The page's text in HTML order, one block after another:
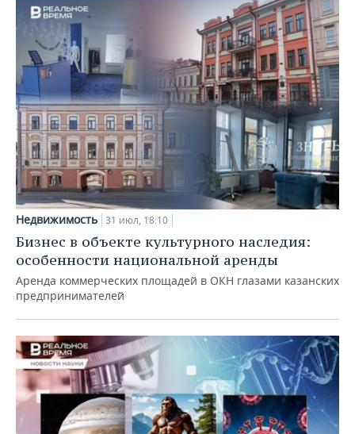
Недвижимость 31 июл, 18:10
Бизнес в объекте культурного наследия:
особенности национальной аренды
Аренда коммерческих площадей в ОКН глазами казанских
предпринимателей